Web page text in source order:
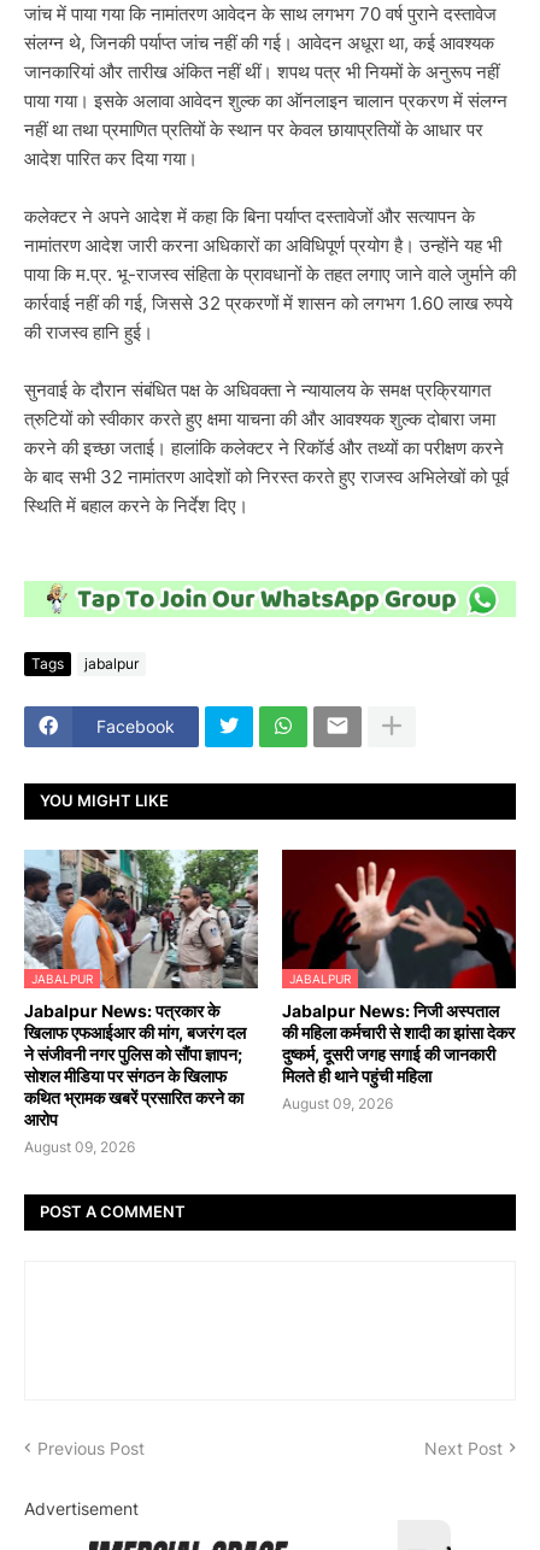
जांच में पाया गया कि नामांतरण आवेदन के साथ लगभग 70 वर्ष पुराने दस्तावेज
संलग्न थे, जिनकी पर्याप्त जांच नहीं की गई। आवेदन अधूरा था, कई आवश्यक
जानकारियां और तारीख अंकित नहीं थीं। शपथ पत्र भी नियमों के अनुरूप नहीं
पाया गया। इसके अलावा आवेदन शुल्क का ऑनलाइन चालान प्रकरण में संलग्न
नहीं था तथा प्रमाणित प्रतियों के स्थान पर केवल छायाप्रतियों के आधार पर
आदेश पारित कर दिया गया।
कलेक्टर ने अपने आदेश में कहा कि बिना पर्याप्त दस्तावेजों और सत्यापन के
नामांतरण आदेश जारी करना अधिकारों का अविधिपूर्ण प्रयोग है। उन्होंने यह भी
पाया कि म.प्र. भू-राजस्व संहिता के प्रावधानों के तहत लगाए जाने वाले जुर्माने की
कार्रवाई नहीं की गई, जिससे 32 प्रकरणों में शासन को लगभग 1.60 लाख रुपये
की राजस्व हानि हुई।
सुनवाई के दौरान संबंधित पक्ष के अधिवक्ता ने न्यायालय के समक्ष प्रक्रियागत
त्रुटियों को स्वीकार करते हुए क्षमा याचना की और आवश्यक शुल्क दोबारा जमा
करने की इच्छा जताई। हालांकि कलेक्टर ने रिकॉर्ड और तथ्यों का परीक्षण करने
के बाद सभी 32 नामांतरण आदेशों को निरस्त करते हुए राजस्व अभिलेखों को पूर्व
स्थिति में बहाल करने के निर्देश दिए।
Tags jabalpur
Facebook
YOU MIGHT LIKE
JABALPUR
Jabalpur News: पत्रकार के
खिलाफ एफआईआर की मांग, बजरंग दल
ने संजीवनी नगर पुलिस को सौंपा ज्ञापन;
सोशल मीडिया पर संगठन के खिलाफ
कथित भ्रामक खबरें प्रसारित करने का
आरोप
August 09, 2026
JABALPUR
Jabalpur News: निजी अस्पताल
की महिला कर्मचारी से शादी का झांसा देकर
दुष्कर्म, दूसरी जगह सगाई की जानकारी
मिलते ही थाने पहुंची महिला
August 09, 2026
POST A COMMENT
Previous Post Next Post
Advertisement